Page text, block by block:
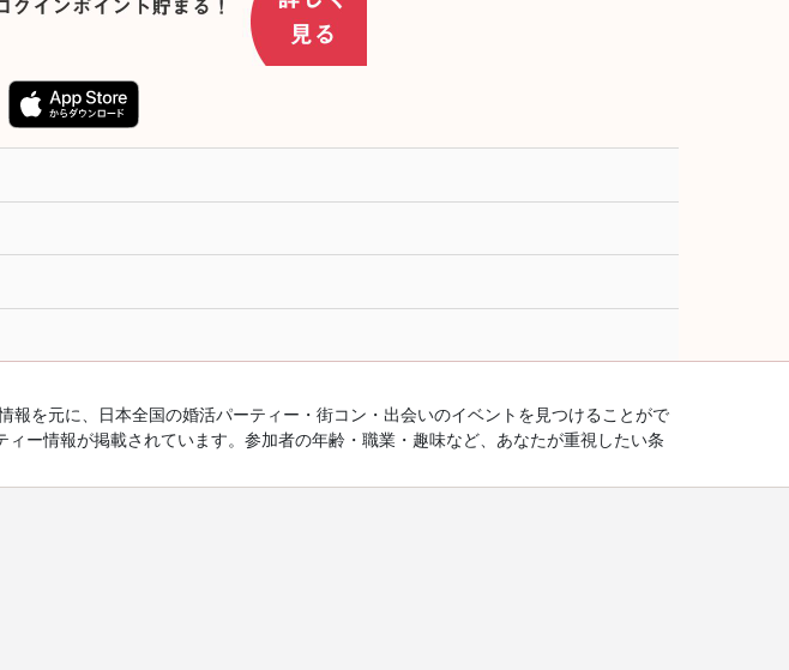
を元に、日本全国の婚活パーティー・街コン・出会いのイベントを見つけることがで
ー情報が掲載されています。参加者の年齢・職業・趣味など、あなたが重視したい条